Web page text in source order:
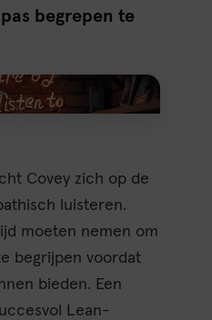
begrepen te
Covey zich op de
luisteren.
moeten nemen om
begrijpen voordat
bieden. Een
Lean-